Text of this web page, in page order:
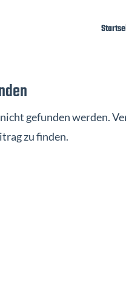
gefunden werden.
zu finden.